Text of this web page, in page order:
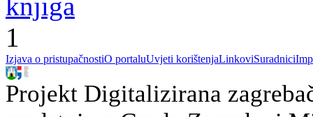
1
Izjava o pristupačnostiO portaluUvjeti korištenjaLinkoviSuradnici
Projekt Digitalizirana